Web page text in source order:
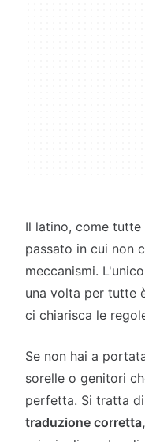
Il latino, come tutte
passato in cui non
meccanismi.
una volta per tutte
ci chiarisca le
Se non hai a
sorelle o genitori
perfetta. Si tratta
traduzione